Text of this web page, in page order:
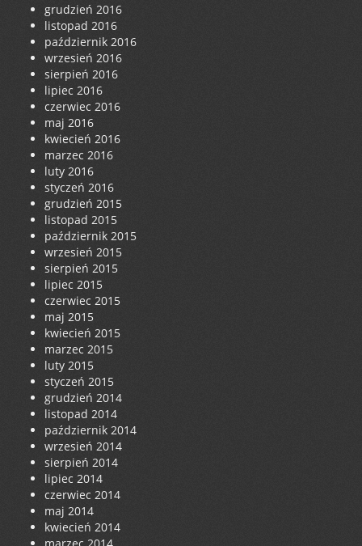
grudzień 2016
listopad 2016
październik 2016
wrzesień 2016
sierpień 2016
lipiec 2016
czerwiec 2016
maj 2016
kwiecień 2016
marzec 2016
luty 2016
styczeń 2016
grudzień 2015
listopad 2015
październik 2015
wrzesień 2015
sierpień 2015
lipiec 2015
czerwiec 2015
maj 2015
kwiecień 2015
marzec 2015
luty 2015
styczeń 2015
grudzień 2014
listopad 2014
październik 2014
wrzesień 2014
sierpień 2014
lipiec 2014
czerwiec 2014
maj 2014
kwiecień 2014